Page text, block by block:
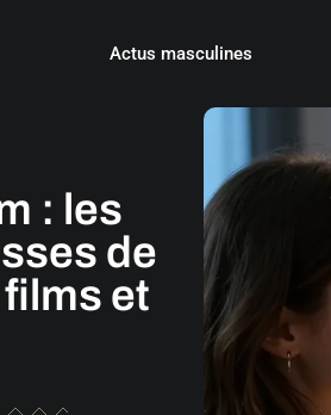
Actus masculines
: les
de
et